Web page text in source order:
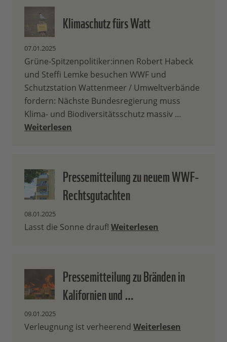
Klimaschutz fürs Watt
07.01.2025
Grüne-Spitzenpolitiker:innen Robert Habeck
und Steffi Lemke besuchen WWF und
Schutzstation Wattenmeer / Umweltverbände
fordern: Nächste Bundesregierung muss
Klima- und Biodiversitätsschutz massiv …
Weiterlesen
Pressemitteilung zu neuem WWF-
Rechtsgutachten
08.01.2025
Lasst die Sonne drauf! Weiterlesen
Pressemitteilung zu Bränden in
Kalifornien und …
09.01.2025
Verleugnung ist verheerend Weiterlesen